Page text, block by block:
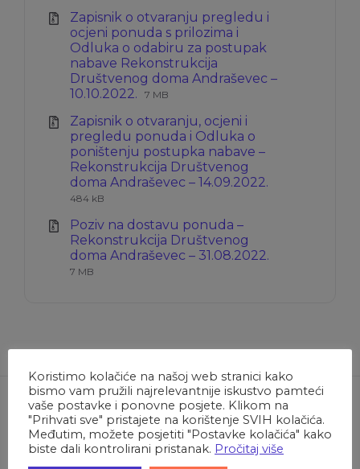
zip
Zapisnik o otvaranju pregledu i
ocjeni ponuda s prilozima i
Odluka o odabiru za postupak
nabave Rekonstrukcija
Društvenog doma Andraševec –
10.10.2022. Ekstenzija
zip
Veličina
7 MB
Zapisnik o otvaranju, ocjeni i
pregledu ponuda i Odluka o
poništenju postupka nabave –
Rekonstrukcija Društvenog
doma Andraševec – 14.09.2022.
484 kB
Poziv na dostavu ponuda –
Rekonstrukcija Društvenog
doma Andraševec – 31.08.2022.
7 MB
O Oroslavju
Koristimo kolačiće na našoj web stranici kako
bismo vam pružili najrelevantnije iskustvo pamteći
vaše postavke i ponovne posjete. Klikom na
"Prihvati sve" pristajete na korištenje SVIH kolačića.
Međutim, možete posjetiti "Postavke kolačića" kako
biste dali kontrolirani pristanak. Pročitaj više